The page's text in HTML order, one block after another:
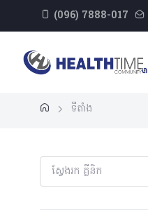
(096) 7888-017
ទីតាំង